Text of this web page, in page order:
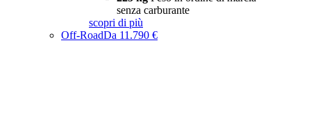
senza carburante
scopri di più
Off-RoadDa 11.790 €